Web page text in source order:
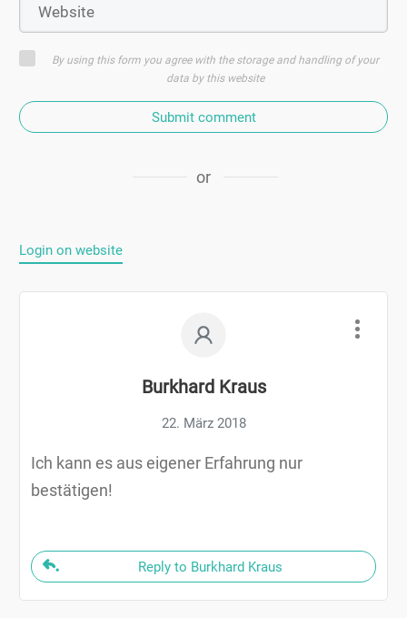
By using this form you agree with the storage and handling of your
data by this website
Submit comment
or
Login on website
Burkhard Kraus
22. März 2018
Ich kann es aus eigener Erfahrung nur
bestätigen!
Reply to Burkhard Kraus